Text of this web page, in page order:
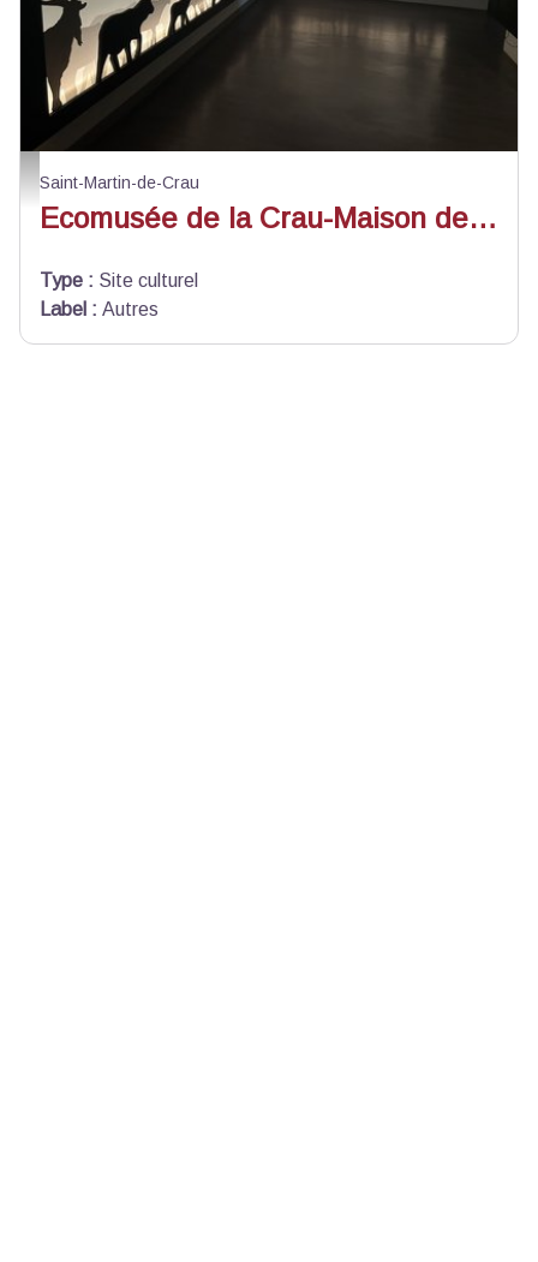
Ecomusée de la Crau-Maison de la Crau_Saint-Martin-de-Crau - accm
Saint-Martin-de-Crau
Ecomusée de la Crau-Maison de la Crau
Type : Site culturel
Label : Autres